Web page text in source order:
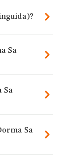
Sa
Sa
Sa